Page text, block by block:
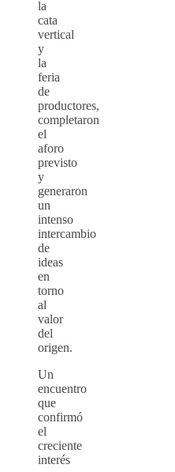
la
cata
vertical
y
la
feria
de
productores,
completaron
el
aforo
previsto
y
generaron
un
intenso
intercambio
de
ideas
en
torno
al
valor
del
origen.
Un
encuentro
que
confirmó
el
creciente
interés